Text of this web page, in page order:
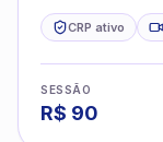
CRP ativo
SESSÃO
R$ 90